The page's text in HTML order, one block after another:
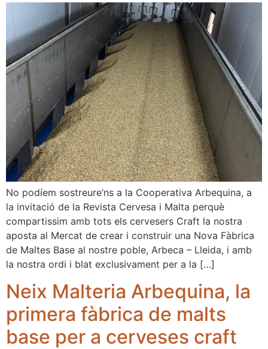
No podíem sostreure’ns a la Cooperativa Arbequina, a
la invitació de la Revista Cervesa i Malta perquè
compartissim amb tots els cervesers Craft la nostra
aposta al Mercat de crear i construir una Nova Fàbrica
de Maltes Base al nostre poble, Arbeca – Lleida, i amb
la nostra ordi i blat exclusivament per a la […]
Neix Malteria Arbequina, la
primera fàbrica de malts
base per a cerveses craft